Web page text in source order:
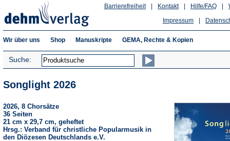
Hilfe/FAQ
Kontakt
Barrierefreiheit
Impressum
Wir über uns Shop Manuskripte GEMA, Rechte & Kopien
Suche:
Songlight 2026
2026, 8 Chorsätze
36 Seiten
21 cm x 29,7 cm, geheftet
Hrsg.: Verband für christliche Popularmusik in
den Diözesen Deutschlands e.V.